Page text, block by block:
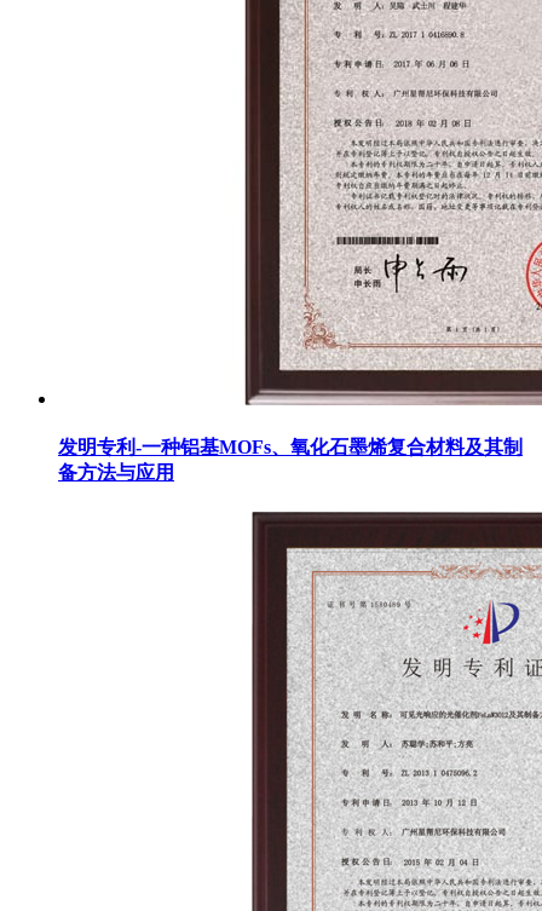
发明专利-一种铝基MOFs、氧化石墨烯复合材料及其制
备方法与应用